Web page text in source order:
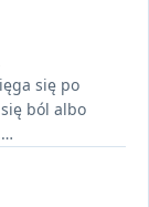
się po
ból albo